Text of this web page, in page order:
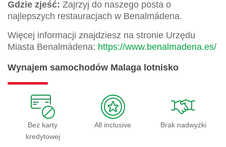
Gdzie zjeść: Zajrzyj do naszego posta o
najlepszych restauracjach w Benalmádena.
Więcej informacji znajdziesz na stronie Urzędu
Miasta Benalmádena: https://www.benalmadena.es/
Wynajem samochodów Malaga lotnisko
Bez karty
kredytowej
All inclusive Brak nadwyżki